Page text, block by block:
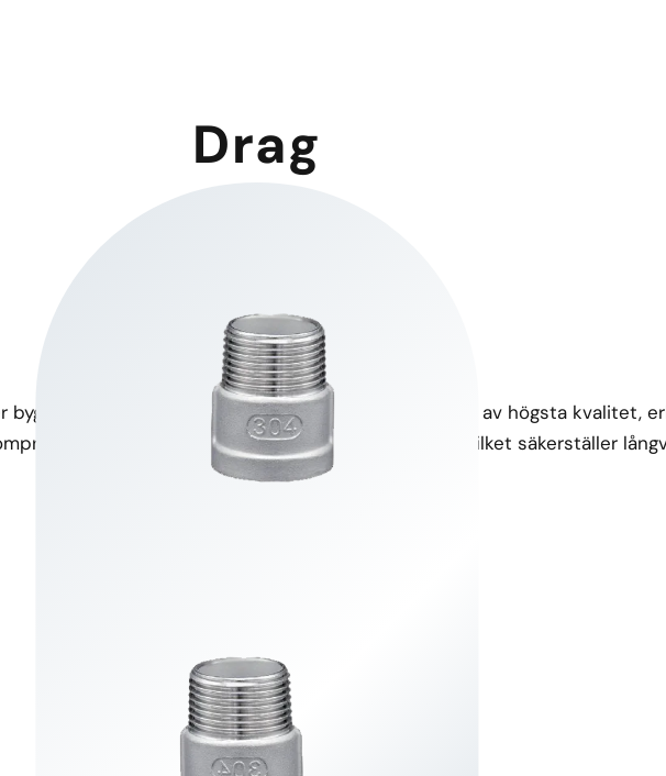
Drag
Hög draghållfasthet
byggd för att klara krävande
med integriteten.
Korrosionsbeständig
Tillverkad av rostfritt stål av högsta kvalitet,
mot rost och korrosion, vilket säkerställer
Enkel installationMångsidiga tillämpningar